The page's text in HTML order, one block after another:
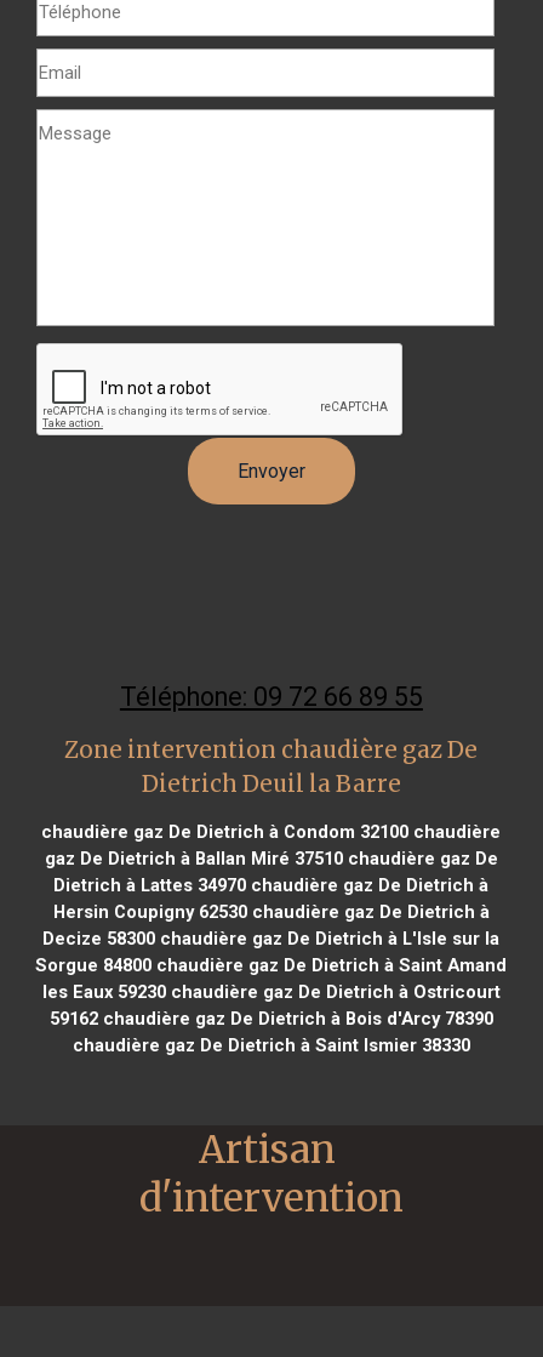
Téléphone: 09 72 66 89 55
Zone intervention chaudière gaz De
Dietrich Deuil la Barre
chaudière gaz De Dietrich à Condom 32100 chaudière
gaz De Dietrich à Ballan Miré 37510chaudière gaz De
Dietrich à Lattes 34970 chaudière gaz De Dietrich à
Hersin Coupigny 62530chaudière gaz De Dietrich à
Decize 58300 chaudière gaz De Dietrich à L'Isle sur la
Sorgue 84800 chaudière gaz De Dietrich à Saint Amand
les Eaux 59230chaudière gaz De Dietrich à Ostricourt
59162chaudière gaz De Dietrich à Bois d'Arcy 78390
chaudière gaz De Dietrich à Saint Ismier 38330
Artisan
d'intervention